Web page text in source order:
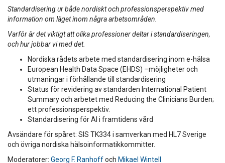
Standardisering ur både nordiskt och professionsperspektiv med
information om läget inom några arbetsområden.
Varför är det viktigt att olika professioner deltar i standardiseringen,
och hur jobbar vi med det.
Nordiska rådets arbete med standardisering inom e-hälsa
European Health Data Space (EHDS) –möjligheter och
utmaningar i förhållande till standardisering
Status för revidering av standarden International Patient
Summary och arbetet med Reducing the Clinicians Burden;
ett professionsperspektiv.
Standardisering för AI i framtidens vård
Avsändare för spåret: SIS TK334 i samverkan med HL7 Sverige
och övriga nordiska hälsoinformatikkommitter.
Moderatorer: Georg F. Ranhoffoch Mikael Wintell